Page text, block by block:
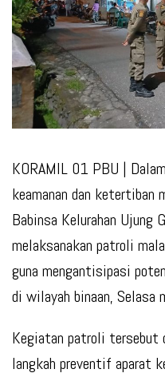
KORAMIL 01 PBU |
keamanan dan
Babinsa Kelurahan Ujung
melaksanakan patroli
guna mengantisipasi
di wilayah binaan,
Kegiatan patroli tersebut
langkah preventif aparat